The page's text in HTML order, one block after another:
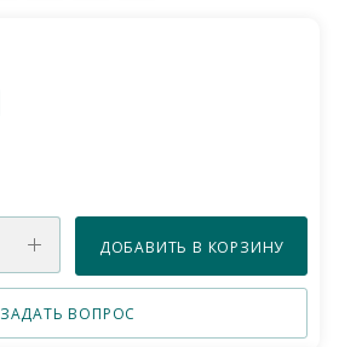
ДОБАВИТЬ В КОРЗИНУ
ЗАДАТЬ ВОПРОС